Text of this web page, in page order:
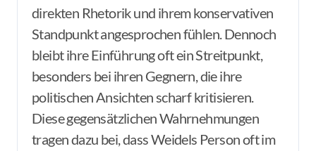
direkten Rhetorik und ihrem konservativen
Standpunkt angesprochen fühlen. Dennoch
bleibt ihre Einführung oft ein Streitpunkt,
besonders bei ihren Gegnern, die ihre
politischen Ansichten scharf kritisieren.
Diese gegensätzlichen Wahrnehmungen
tragen dazu bei, dass Weidels Person oft im